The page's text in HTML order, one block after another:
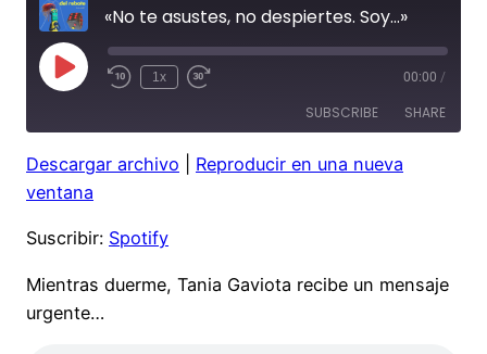
«No te asustes, no despiertes. Soy…»
Play
Episode Rewind
1x
Fast
seconds
00:00 /
SUBSCRIBE SHARE
Spotify
SHARE
Descargar archivo
Reproducir en una nueva
ventana
Suscribir: Spotify
Mientras duerme, Tania Gaviota recibe un mensaje
urgente…